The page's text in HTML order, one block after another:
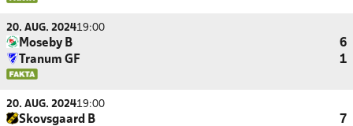
20. AUG. 202419:00
Moseby B
6
Tranum GF
1
20. AUG. 202419:00
Skovsgaard B
7